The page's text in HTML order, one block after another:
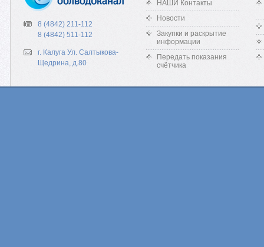
8 (4842) 211-112
8 (4842) 511-112
г. Калуга Ул. Салтыкова-
Щедрина, д.80
НАШИ Контакты
Новости
Закупки и раскрытие
информации
Передать показания
счётчика